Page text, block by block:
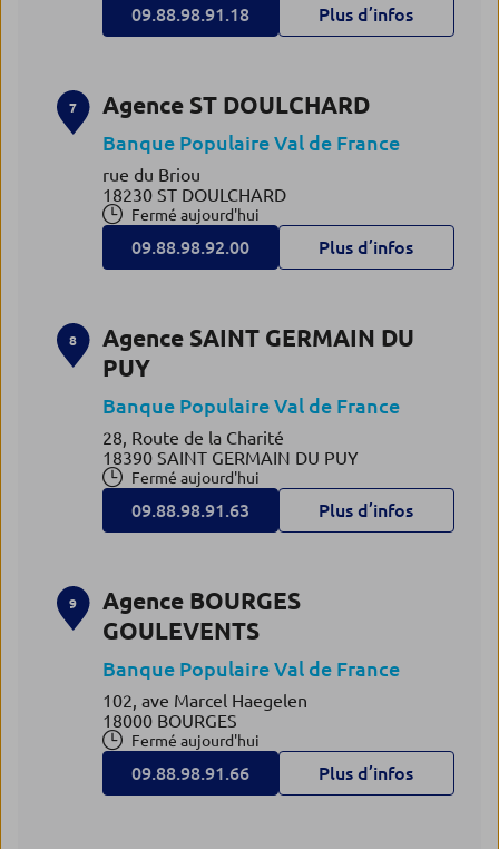
09.88.98.91.18 Plus d’infos
7 Agence ST DOULCHARD
Banque Populaire Val de France
rue du Briou
18230 ST DOULCHARD
Fermé aujourd'hui
09.88.98.92.00 Plus d’infos
8
Agence SAINT GERMAIN DU
PUY
Banque Populaire Val de France
28, Route de la Charité
18390 SAINT GERMAIN DU PUY
Fermé aujourd'hui
09.88.98.91.63 Plus d’infos
9
Agence BOURGES
GOULEVENTS
Banque Populaire Val de France
102, ave Marcel Haegelen
18000 BOURGES
Fermé aujourd'hui
09.88.98.91.66 Plus d’infos